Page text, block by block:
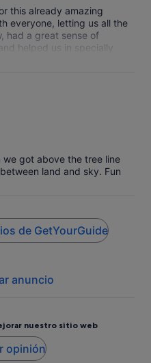
this already amazing
everyone, letting us all the
had a great sense of
helped us in specially
being flexible with pick up
was super fun.
we got above the tree line
land and sky. Fun
de GetYourGuide
anuncio
nuestro sitio web
opinión